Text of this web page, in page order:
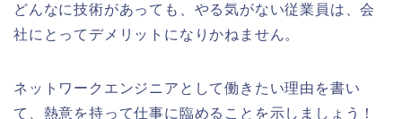
どんなに技術があっても、やる気がない従業員は、会
社にとってデメリットになりかねません。
ネットワークエンジニアとして働きたい理由を書い
て、熱意を持って仕事に臨めることを示しましょう！